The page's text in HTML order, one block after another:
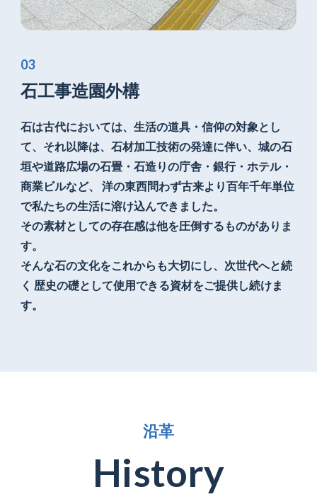
石工事造園外構
石は古代においては、生活の道具・信仰の対象とし
て、それ以降は、石材加工技術の発達に伴い、城の石
垣や道路広場の石畳・石造りの庁舎・銀行・ホテル・
商業ビルなど、 洋の東西問わず古来より百年千年単位
で私たちの生活に溶け込んできました。
その素材としての存在感は他を圧倒するものがありま
す。
そんな石の文化をこれからも大切にし、次世代へと続
く 歴史の礎として使用できる資材をご提供し続けま
す。
沿革
History